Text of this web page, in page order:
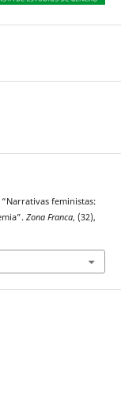
“Narrativas feministas:
Zona Franca, (32),